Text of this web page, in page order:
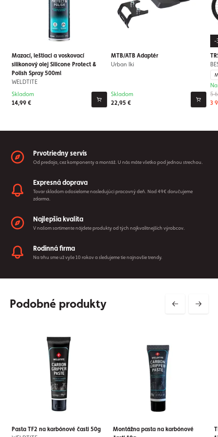
Mazací, leštiaci a voskovací
silikonový olej Silicone Protect &
Polish Spray 500ml
WELDTITE
14,99 €
Skladom
MTB/ATB Adaptér
Urban Iki
22,95 €
Skladom
-
5
3
Prvotriedny servis
Od predaja, cez komponenty a montáž. U nás máte všetko pod jednou strechou.
Expresná doprava
Tovar skladom odosielame nasledujúci pracovný deň. Nad 49€ doručujeme
zdarma.
Najlepšia kvalita
V našom sortimente nájdete produkty od tých najkvalitnejších výrobcov.
Rodinná firma
Na trhu sme už vyše 10 rokov a sledujeme tie najnovšie trendy.
Podobné produkty
Pasta TF2 na karbónové časti 50g
Montážna pasta na karbónové